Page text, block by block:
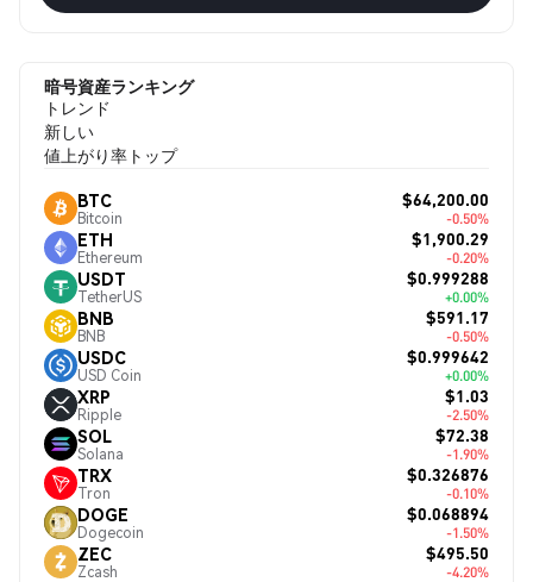
暗号資産ランキング
トレンド
新しい
値上がり率トップ
BTC
Bitcoin
$64,200.00
-0.50%
ETH
Ethereum
$1,900.29
-0.20%
USDT
TetherUS
$0.999288
+0.00%
BNB
BNB
$591.17
-0.50%
USDC
USD Coin
$0.999642
+0.00%
XRP
Ripple
$1.03
-2.50%
SOL
Solana
$72.38
-1.90%
TRX
Tron
$0.326876
-0.10%
DOGE
Dogecoin
$0.068894
-1.50%
ZEC
Zcash
$495.50
-4.20%